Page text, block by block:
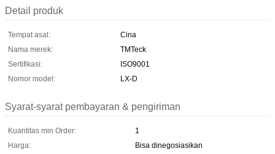
Detail produk
Tempat asal:
Cina
Nama merek:
TMTeck
Sertifikasi:
ISO9001
Nomor model:
LX-D
Syarat-syarat pembayaran & pengiriman
Kuantitas min Order:
1
Harga:
Bisa dinegosiasikan